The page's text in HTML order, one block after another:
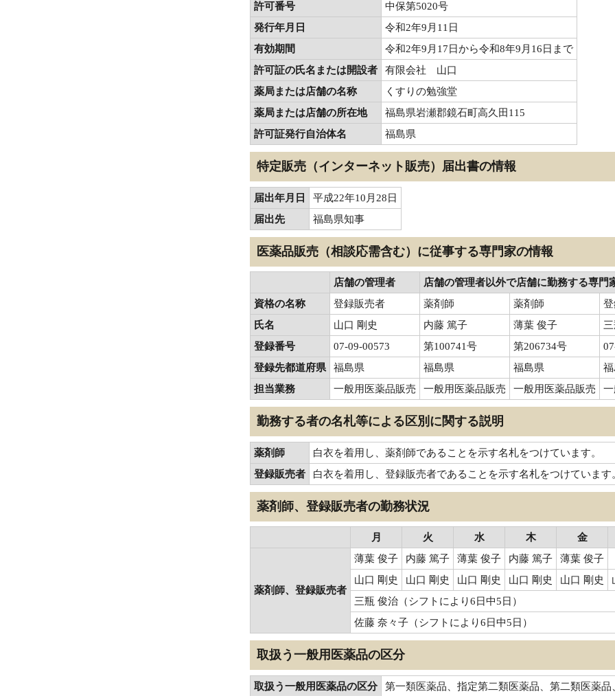
許可番号
中保第5020号
発行年月日
令和2年9月11日
有効期間
令和2年9月17日から令和8年9月16日まで
許可証の氏名または開設者
有限会社 山口
薬局または店舗の名称
くすりの勉強堂
薬局または店舗の所在地
福島県岩瀬郡鏡石町高久田115
許可証発行自治体名
福島県
特定販売（インターネット販売）届出書の情報
届出年月日
平成22年10月28日
届出先
福島県知事
医薬品販売（相談応需含む）に従事する専門家の情報
店舗の管理者
店舗の管理者以外で店舗に勤務する専門
資格の名称
登録販売者 薬剤師 薬剤師
氏名
山口 剛史 内藤 篤子 薄葉 俊子
登録番号
07-09-00573 第100741号 第206734号
登録先都道府県
福島県 福島県 福島県
担当業務
一般用医薬品販売 一般用医薬品販売 一般用医薬品販売
勤務する者の名札等による区別に関する説明
薬剤師
白衣を着用し、薬剤師であることを示す名札をつけています。
登録販売者
白衣を着用し、登録販売者であることを示す名札をつけています
薬剤師、登録販売者の勤務状況
月 火 水 木 金
薬剤師、登録販売者
薄葉 俊子 内藤 篤子 薄葉 俊子 内藤 篤子
薄葉 俊子
山口 剛史
山口 剛史 山口 剛史 山口 剛史 山口 剛史
三瓶 俊治（シフトにより6日中5日）
佐藤 奈々子（シフトにより6日中5日）
取扱う一般用医薬品の区分
取扱う一般用医薬品の区分 第一類医薬品、指定第二類医薬品、第二類医薬品